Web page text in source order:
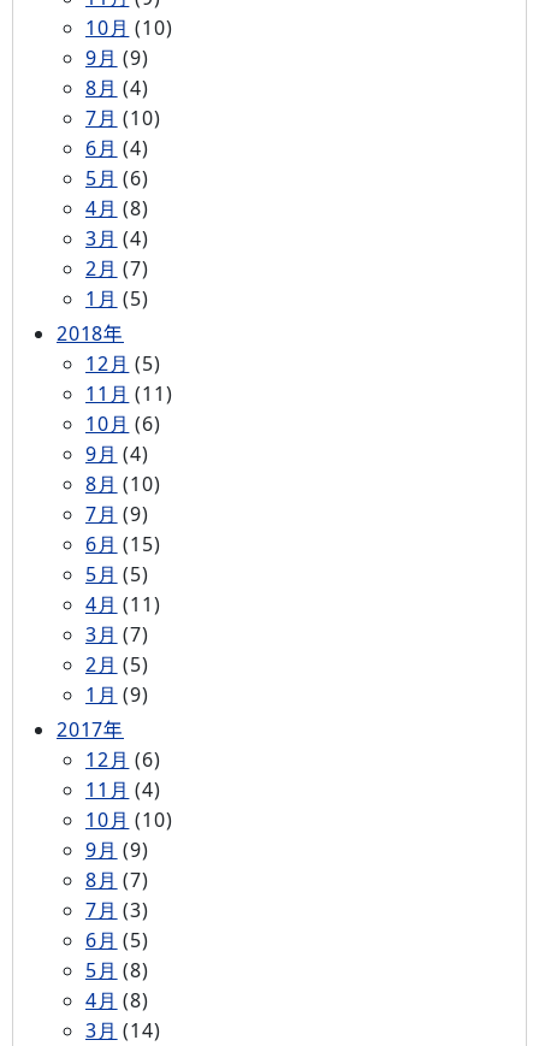
10月 (10)
9月 (9)
8月 (4)
7月 (10)
6月 (4)
5月 (6)
4月 (8)
3月 (4)
2月 (7)
1月 (5)
2018年
12月 (5)
11月 (11)
10月 (6)
9月 (4)
8月 (10)
7月 (9)
6月 (15)
5月 (5)
4月 (11)
3月 (7)
2月 (5)
1月 (9)
2017年
12月 (6)
11月 (4)
10月 (10)
9月 (9)
8月 (7)
7月 (3)
6月 (5)
5月 (8)
4月 (8)
3月 (14)